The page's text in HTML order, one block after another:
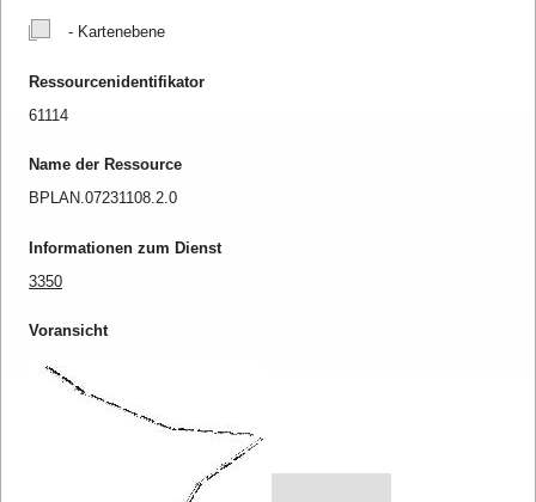
- Kartenebene
Ressourcenidentifikator
61114
Name der Ressource
BPLAN.07231108.2.0
Informationen zum Dienst
3350
Voransicht